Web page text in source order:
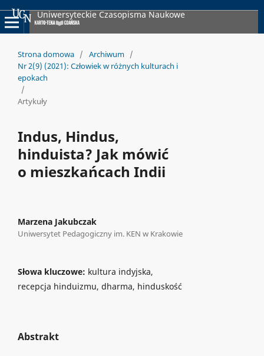
Uniwersyteckie Czasopisma Naukowe
Strona domowa / Archiwum /
Nr 2(9) (2021): Człowiek w różnych kulturach i
epokach
/
Artykuły
Indus, Hindus,
hinduista? Jak mówić
o mieszkańcach Indii
Marzena Jakubczak
Uniwersytet Pedagogiczny im. KEN w Krakowie
Słowa kluczowe: kultura indyjska,
recepcja hinduizmu, dharma, hinduskość
Abstrakt